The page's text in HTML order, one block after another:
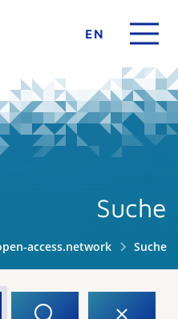
EN
Suche
access.network Suche